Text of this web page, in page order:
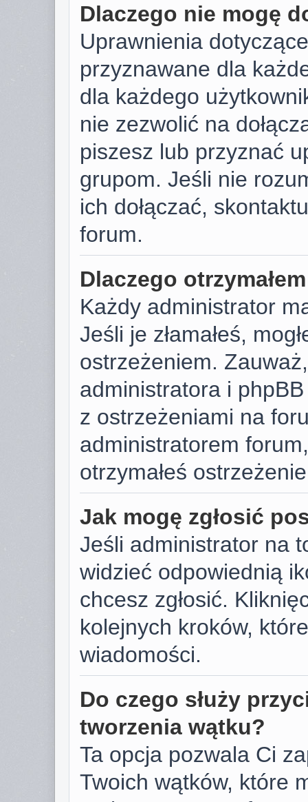
Dlaczego nie mogę
Uprawnienia
przyznawane dla
dla każdego
nie zezwolić na
piszesz lub przyznać
grupom. Jeśli nie
ich dołączać,
forum.
Dlaczego
Każdy administrator
Jeśli je złamałeś,
ostrzeżeniem.
administratora i
z ostrzeżeniami na
administratorem
otrzymałeś
Jak mogę zgłosić
Jeśli administrator na
widzieć odpowiednią
chcesz zgłosić.
kolejnych kroków,
wiadomości.
Do czego służy
tworzenia wątku?
Ta opcja pozwala Ci
Twoich wątków, które